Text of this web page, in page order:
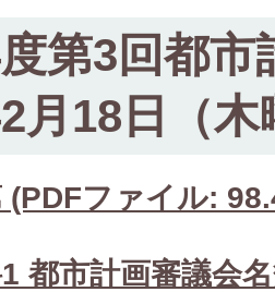
第3回都市
月18日（木
(PDFファイル:
都市計画審議会